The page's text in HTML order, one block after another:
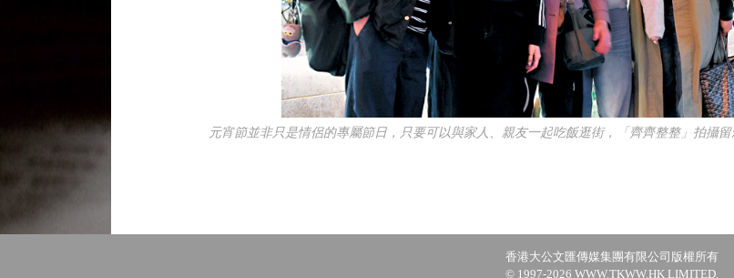
元宵節並非只是情侶的專屬節日，只要可以與家人、親友一起吃飯逛街，「齊齊整整」拍攝
香港大公文匯傳媒集團有限公司版權所有
© 1997-2026 WWW.TKWW.HK LIMITED.